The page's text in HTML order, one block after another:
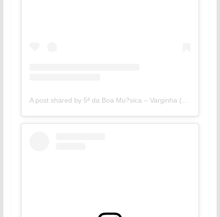
A post shared by 5ª da Boa Mu?sica – Varginha (@5adaboamusica)